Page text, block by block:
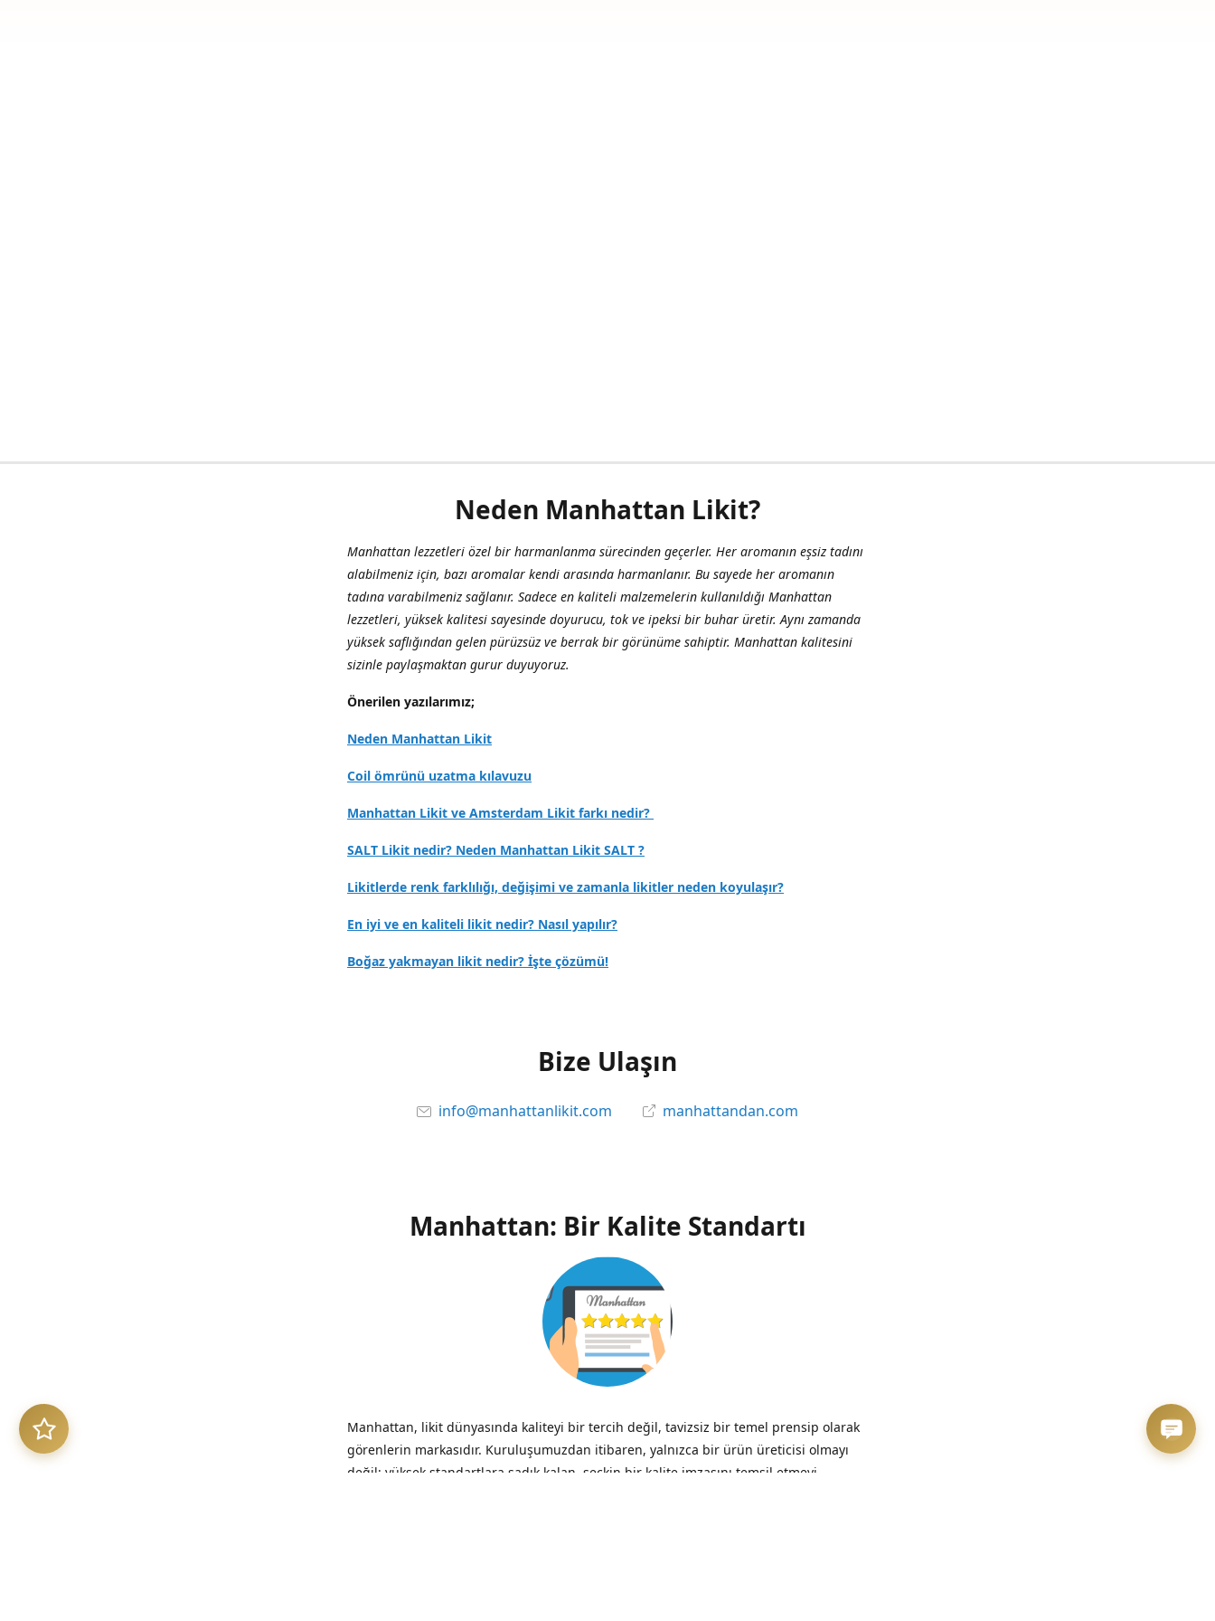
Neden Manhattan Likit?
Manhattan lezzetleri özel bir harmanlanma sürecinden geçerler. Her aromanın eşsiz tadını
alabilmeniz için, bazı aromalar kendi arasında harmanlanır. Bu sayede her aromanın
tadına varabilmeniz sağlanır. Sadece en kaliteli malzemelerin kullanıldığı Manhattan
lezzetleri, yüksek kalitesi sayesinde doyurucu, tok ve ipeksi bir buhar üretir. Aynı zamanda
yüksek saflığından gelen pürüzsüz ve berrak bir görünüme sahiptir. Manhattan kalitesini
sizinle paylaşmaktan gurur duyuyoruz.
Önerilen yazılarımız;
Neden Manhattan Likit
Coil ömrünü uzatma kılavuzu
Manhattan Likit ve Amsterdam Likit farkı nedir?
SALT Likit nedir? Neden Manhattan Likit SALT ?
Likitlerde renk farklılığı, değişimi ve zamanla likitler neden koyulaşır?
En iyi ve en kaliteli likit nedir? Nasıl yapılır?
Boğaz yakmayan likit nedir? İşte çözümü!
Bize Ulaşın
info@manhattanlikit.com manhattandan.com
Manhattan: Bir Kalite Standartı
Manhattan, likit dünyasında kaliteyi bir tercih değil, tavizsiz bir temel prensip olarak
görenlerin markasıdır. Kuruluşumuzdan itibaren, yalnızca bir ürün üreticisi olmayı
değil; yüksek standartlara sadık kalan, seçkin bir kalite imzasını temsil etmeyi